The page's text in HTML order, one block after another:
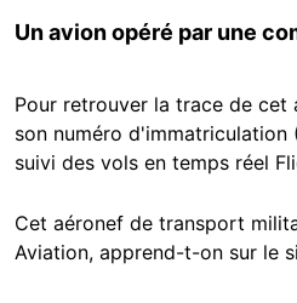
Un avion opéré par une
Pour retrouver la trace de cet
son numéro d'immatriculation
suivi des vols en temps réel
Cet aéronef de transport
Aviation, apprend-t-on sur le